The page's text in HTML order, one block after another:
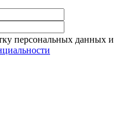
персональных данных и